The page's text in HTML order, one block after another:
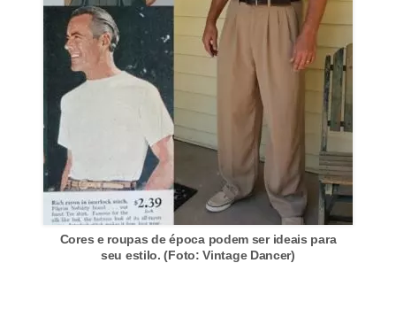
Cores e roupas de época podem ser ideais para
seu estilo. (Foto: Vintage Dancer)